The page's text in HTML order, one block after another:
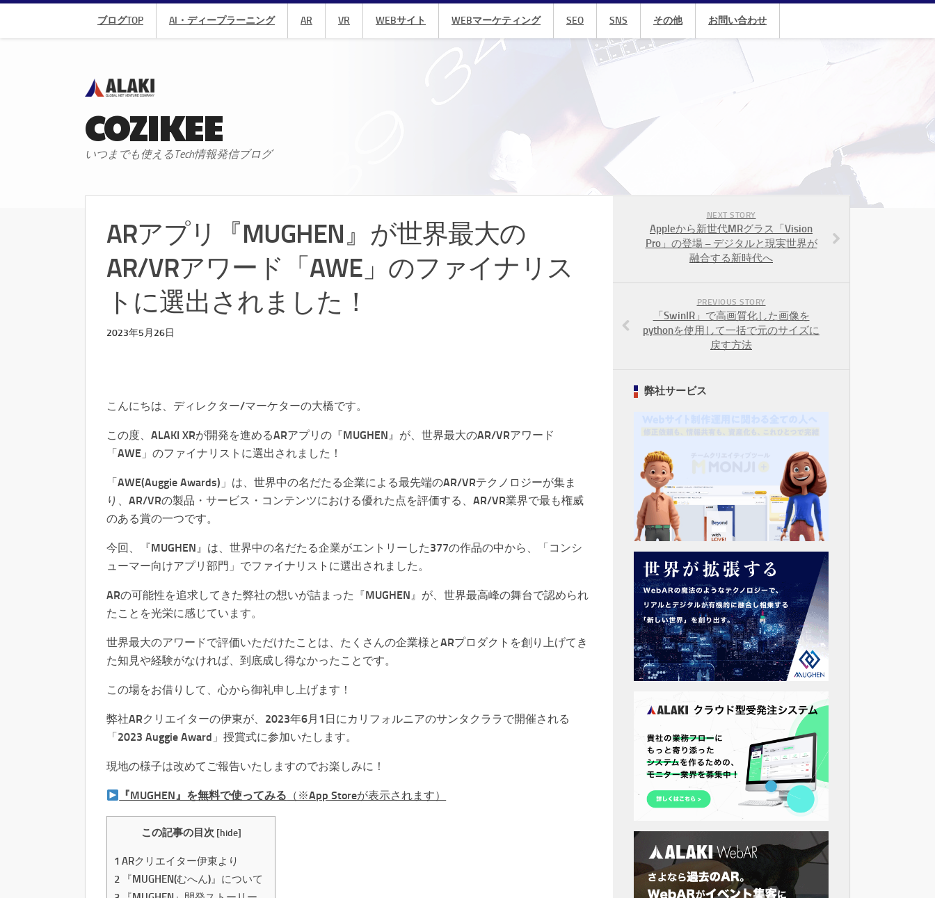
ブログTOP AI・ディープラーニング AR VR WEBサイト WEBマーケティング SEO SNS その他 お問い合わせ
COZIKEE
いつまでも使えるTech情報発信ブログ
ARアプリ『MUGHEN』が世界最大の
AR/VRアワード「AWE」のファイナリス
トに選出されました！
2023年5月26日
こんにちは、ディレクター/マーケターの大橋です。
この度、ALAKI XRが開発を進めるARアプリの『MUGHEN』が、世界最大のAR/VRアワード
「AWE」のファイナリストに選出されました！
「AWE(Auggie Awards)」は、世界中の名だたる企業による最先端のAR/VRテクノロジーが集ま
り、AR/VRの製品・サービス・コンテンツにおける優れた点を評価する、AR/VR業界で最も権威
のある賞の一つです。
今回、『MUGHEN』は、世界中の名だたる企業がエントリーした377の作品の中から、「コンシ
ューマー向けアプリ部門」でファイナリストに選出されました。
ARの可能性を追求してきた弊社の想いが詰まった『MUGHEN』が、世界最高峰の舞台で認められ
たことを光栄に感じています。
世界最大のアワードで評価いただけたことは、たくさんの企業様とARプロダクトを創り上げてき
た知見や経験がなければ、到底成し得なかったことです。
この場をお借りして、心から御礼申し上げます！
弊社ARクリエイターの伊東が、2023年6月1日にカリフォルニアのサンタクララで開催される
「2023 Auggie Award」授賞式に参加いたします。
現地の様子は改めてご報告いたしますのでお楽しみに！
『MUGHEN』を無料で使ってみる （※App Storeが表示されます）
この記事の目次 [hide]
1 ARクリエイター伊東より
2 『MUGHEN(むへん)』について
NEXT STORY
Appleから新世代MRグラス「Vision
Pro」の登場 – デジタルと現実世界が
融合する新時代へ
PREVIOUS STORY
「SwinIR」で高画質化した画像を
pythonを使用して一括で元のサイズに
戻す方法
弊社サービス